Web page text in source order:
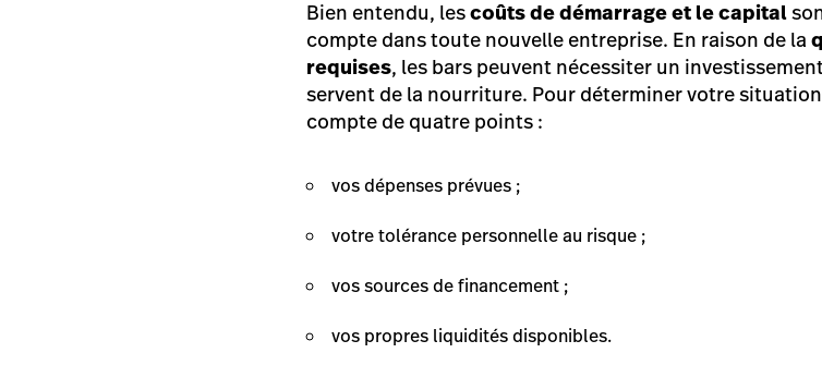
Bien entendu, lescoûts de démarrage et le capital
compte dans toute nouvelle entreprise. En raison de la
requises, les bars peuvent nécessiter un
servent de la nourriture. Pour déterminer votre
compte de quatre points :
vos dépenses prévues ;
votre tolérance personnelle au risque ;
vos sources de financement ;
vos propres liquidités disponibles.